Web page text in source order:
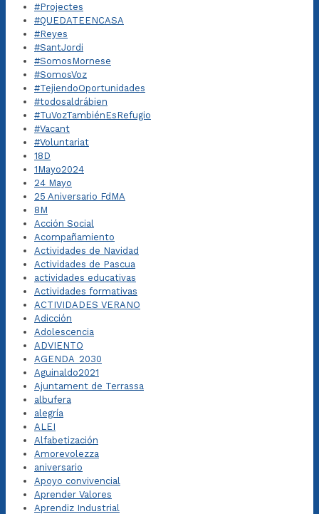
#Projectes
#QUEDATEENCASA
#Reyes
#SantJordi
#SomosMornese
#SomosVoz
#TejiendoOportunidades
#todosaldrábien
#TuVozTambiénEsRefugio
#Vacant
#Voluntariat
18D
1Mayo2024
24 Mayo
25 Aniversario FdMA
8M
Acción Social
Acompañamiento
Actividades de Navidad
Actividades de Pascua
actividades educativas
Actividades formativas
ACTIVIDADES VERANO
Adicción
Adolescencia
ADVIENTO
AGENDA_2030
Aguinaldo2021
Ajuntament de Terrassa
albufera
alegría
ALEI
Alfabetización
Amorevolezza
aniversario
Apoyo convivencial
Aprender Valores
Aprendiz Industrial